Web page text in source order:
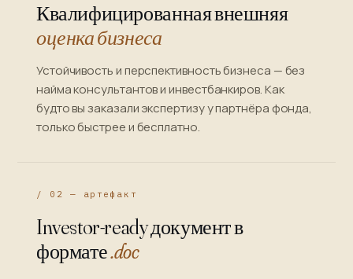
Квалифицированная внешняя
оценка бизнеса
Устойчивость и перспективность бизнеса — без
найма консультантов и инвестбанкиров. Как
будто вы заказали экспертизу у партнёра фонда,
только быстрее и бесплатно.
/ 02 — артефакт
Investor-ready документ в
формате.doc